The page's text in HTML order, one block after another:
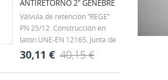
60ºC. Mando palanca de
acero con recubrimiento
DACROMET,...
ANTIRETORNO 2" GENEBRE
Válvula de retención “REGE”
PN 25/12. Construcción en
latón UNE-EN 12165. Junta de
clapeta vulcanizada de NBR.
Muelle en acero inox. AISI 304.
Extremos rosca gas (BSP) H-H
30,11 € 40,15 €